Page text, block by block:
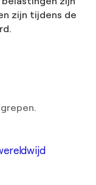
zijn tijdens de